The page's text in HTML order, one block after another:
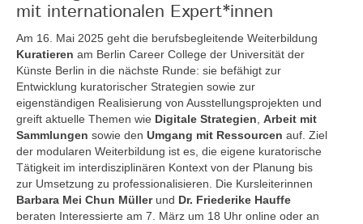
mit internationalen Expert*innen
Am 16. Mai 2025 geht die berufsbegleitende Weiterbildung
Kuratieren am Berlin Career College der Universität der
Künste Berlin in die nächste Runde: sie befähigt zur
Entwicklung kuratorischer Strategien sowie zur
eigenständigen Realisierung von Ausstellungsprojekten und
greift aktuelle Themen wie Digitale Strategien Arbeit mit
Sammlungen sowie den Umgang mit Ressourcen auf. Ziel
der modularen Weiterbildung ist es, die eigene kuratorische
Tätigkeit im interdisziplinären Kontext von der Planung bis
zur Umsetzung zu professionalisieren. Die Kursleiterinnen
Barbara Mei Chun Müllerund Dr. Friederike Hauffe
beraten Interessierte am 7. März um 18 Uhr online oder an